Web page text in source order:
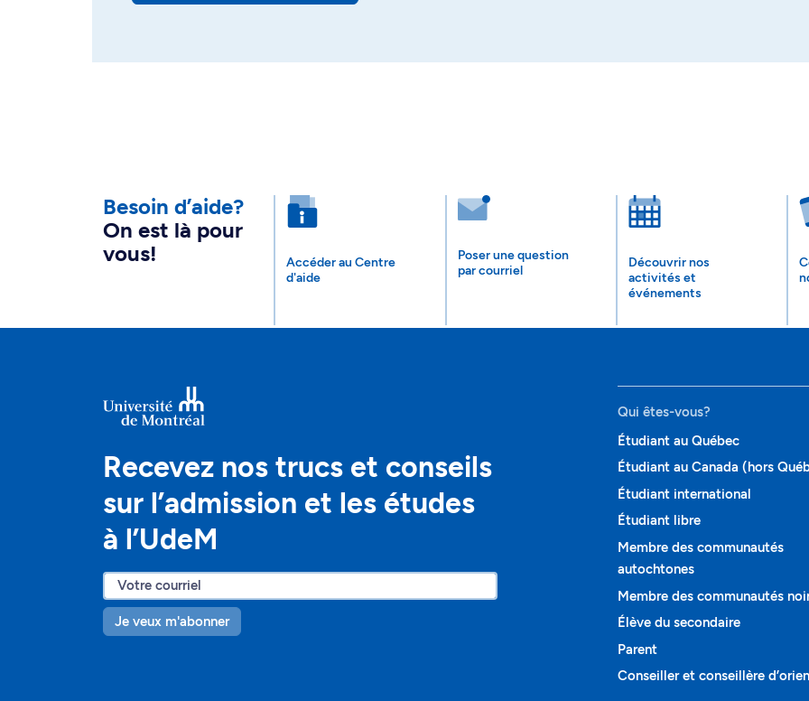
Besoin d’aide?
On est là pour
vous!
Accéder au Centre
d'aide
Poser une question
par courriel
Découvrir nos
activités et
événements
Recevez nos trucs et conseils
sur l’admission et les études
à l’UdeM
Je veux m'abonner
Qui êtes-vous?
Étudiant au Québec
Étudiant au Canada (hors
Étudiant international
Étudiant libre
Membre des communautés
autochtones
Membre des communautés
Élève du secondaire
Parent
Conseiller et conseillère